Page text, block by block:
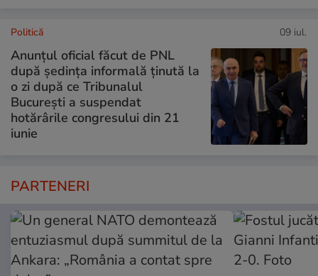
Politică 09 iul.
Anunțul oficial făcut de PNL
după ședința informală ținută la
o zi după ce Tribunalul
București a suspendat
hotărârile congresului din 21
iunie
PARTENERI